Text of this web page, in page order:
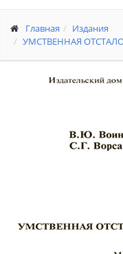
Главная
Издания
УМСТВЕННАЯ